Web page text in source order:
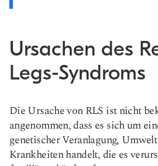
Ursachen des
Legs-Syndroms
Die Ursache von RLS ist nicht
angenommen, dass es sich um
genetischer Veranlagung,
Krankheiten handelt, die es